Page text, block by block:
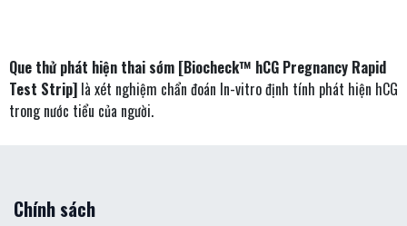
Que thử phát hiện thai sớm [Biocheck™ hCG Pregnancy Rapid
Test Strip] là xét nghiệm chẩn đoán In-vitro định tính phát hiện hCG
trong nước tiểu của người.
Chính sách